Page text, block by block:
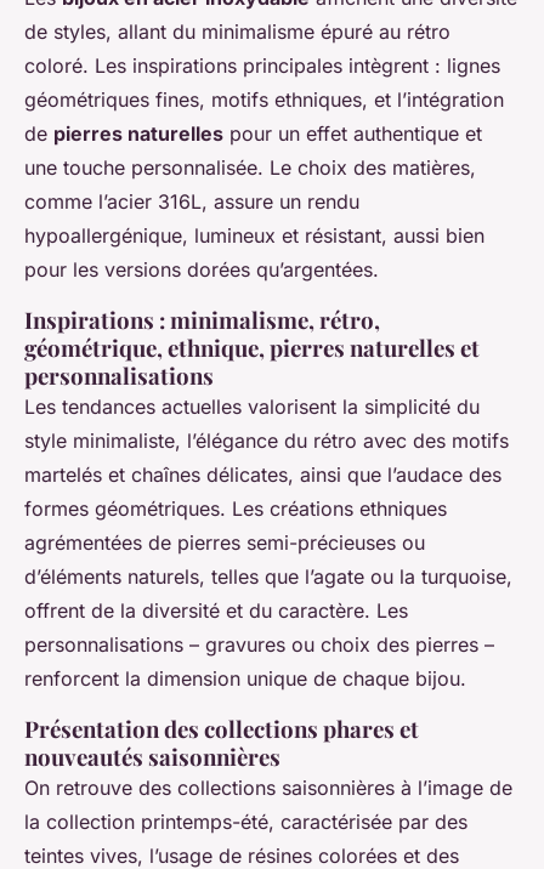
de styles, allant du minimalisme épuré au rétro
coloré. Les inspirations principales intègrent : lignes
géométriques fines, motifs ethniques, et l’intégration
de pierres naturelles pour un effet authentique et
une touche personnalisée. Le choix des matières,
comme l’acier 316L, assure un rendu
hypoallergénique, lumineux et résistant, aussi bien
pour les versions dorées qu’argentées.
Inspirations : minimalisme, rétro,
géométrique, ethnique, pierres naturelles et
personnalisations
Les tendances actuelles valorisent la simplicité du
style minimaliste, l’élégance du rétro avec des motifs
martelés et chaînes délicates, ainsi que l’audace des
formes géométriques. Les créations ethniques
agrémentées de pierres semi-précieuses ou
d’éléments naturels, telles que l’agate ou la turquoise,
offrent de la diversité et du caractère. Les
personnalisations – gravures ou choix des pierres –
renforcent la dimension unique de chaque bijou.
Présentation des collections phares et
nouveautés saisonnières
On retrouve des collections saisonnières à l’image de
la collection printemps-été, caractérisée par des
teintes vives, l’usage de résines colorées et des